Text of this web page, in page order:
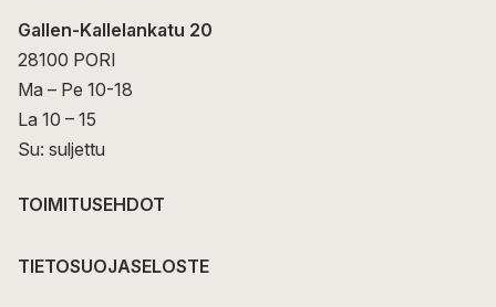
Gallen-Kallelankatu 20
28100 PORI
Ma – Pe 10-18
La 10 – 15
Su: suljettu
TOIMITUSEHDOT
TIETOSUOJASELOSTE